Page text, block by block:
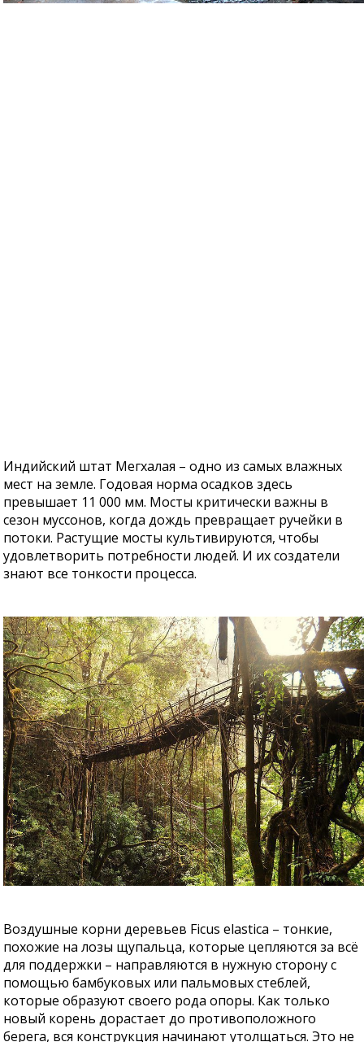
Индийский штат Мегхалая – одно из самых влажных
мест на земле. Годовая норма осадков здесь
превышает 11 000 мм. Мосты критически важны в
сезон муссонов, когда дождь превращает ручейки в
потоки. Растущие мосты культивируются, чтобы
удовлетворить потребности людей. И их создатели
знают все тонкости процесса.
Воздушные корни деревьев Ficus elastica – тонкие,
похожие на лозы щупальца, которые цепляются за всё
для поддержки – направляются в нужную сторону с
помощью бамбуковых или пальмовых стеблей,
которые образуют своего рода опоры. Как только
новый корень дорастает до противоположного
берега, вся конструкция начинают утолщаться. Это не